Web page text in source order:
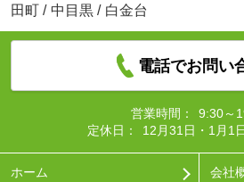
田町 / 中目黒 / 白金台
電話でお問い
営業時間：
9:30～
定休日：
12月31日・1月1
ホーム 会社